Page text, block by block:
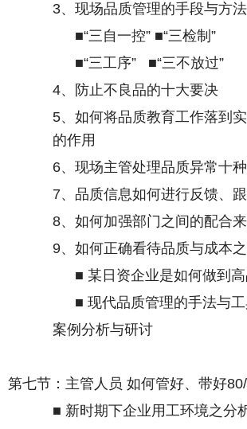
3、现场品质管理的手段与方法
■“三自一控” ■“三检制”
■“三工序”
■“三不放过”
4、防止不良品的十大要决
5、如何将品质教育工作落到
的作用
6、现场主管处理品质异常十
7、品质信息如何进行反馈、
8、如何加强部门之间的配合
9、如何正确看待品质与成本
■ 某日资企业是如何做到
■ 现代品质管理的手法与工
案例分析与研讨
第七节：主管人员 如何管好、带好
■ 新时期下企业用工环境之分